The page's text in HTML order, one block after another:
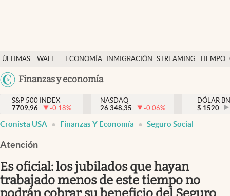
ÚLTIMAS
NOTICIAS
WALL
DÓLAR
ECONOMÍA INMIGRACIÓN STREAMING TIEMPO
México
Finanzas y economía
Finanzas y economía
Wall Street y dólar
Inmigración
Espiritual
S&P 500 INDEX
7709,96
-0.18%
NASDAQ
26.348,35
-0.06%
DÓLAR
$ 1520
Cronista USA Finanzas Y Economía Seguro Social
Atención
Es oficial: los jubilados que hayan
trabajado menos de este tiempo no